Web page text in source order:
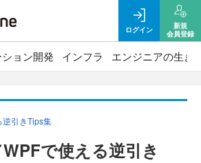
ログイン
新規
会員登録
ョン開発 インフラ エンジニアの生き
引きTips集
で使える逆引き